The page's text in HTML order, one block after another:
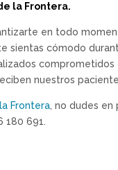
la Frontera.
en todo
sientas cómodo
nuestros
Frontera, no dudes
180 691.